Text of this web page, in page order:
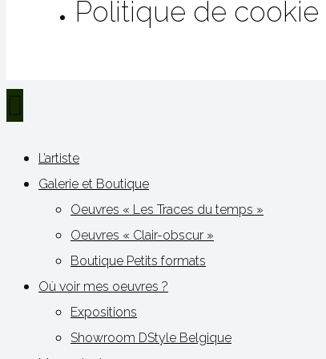
Politique de cookie
L’artiste
Galerie et Boutique
Oeuvres « Les Traces du temps »
Oeuvres « Clair-obscur »
Boutique Petits formats
Où voir mes oeuvres ?
Expositions
Showroom DStyle Belgique